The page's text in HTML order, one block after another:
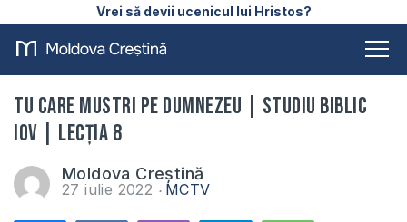
Vrei să devii ucenicul lui Hristos?
Tu care mustri pe Dumnezeu | Studiu Biblic
Iov | Lecția 8
Moldova Creștină
27 iulie 2022 MCTV